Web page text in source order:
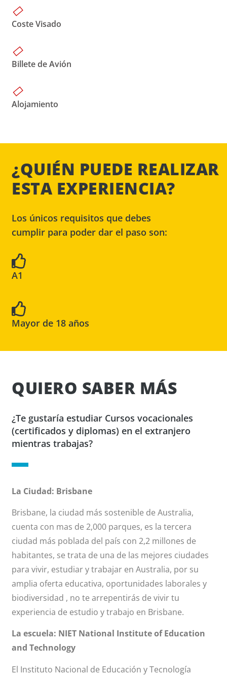
Coste Visado
Billete de Avión
Alojamiento
¿QUIÉN PUEDE REALIZAR
ESTA EXPERIENCIA?
Los únicos requisitos que debes
cumplir para poder dar el paso son:
A1
Mayor de 18 años
QUIERO SABER MÁS
¿Te gustaría estudiar Cursos vocacionales
(certificados y diplomas) en el extranjero
mientras trabajas?
La Ciudad: Brisbane
Brisbane, la ciudad más sostenible de Australia,
cuenta con mas de 2,000 parques, es la tercera
ciudad más poblada del país con 2,2 millones de
habitantes, se trata de una de las mejores ciudades
para vivir, estudiar y trabajar en Australia, por su
amplia oferta educativa, oportunidades laborales y
biodiversidad , no te arrepentirás de vivir tu
experiencia de estudio y trabajo en Brisbane.
La escuela: NIET National Institute of Education
and Technology
El Instituto Nacional de Educación y Tecnología